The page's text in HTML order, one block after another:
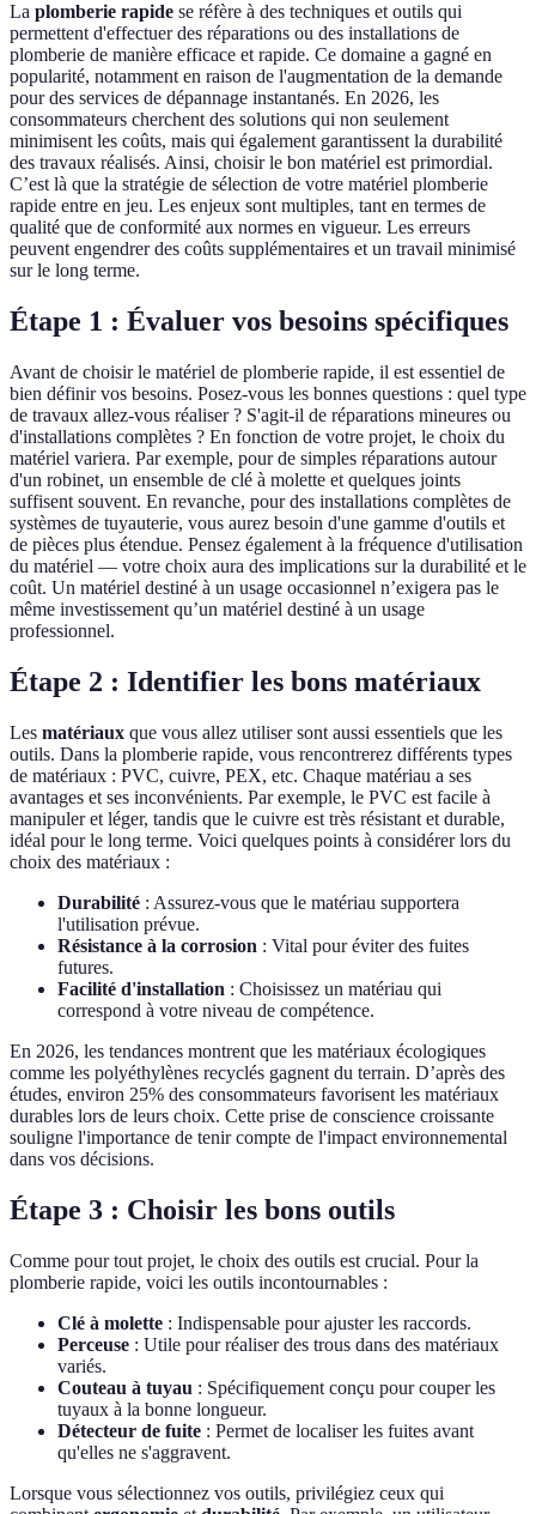
La plomberie rapide se réfère à des techniques et outils qui
permettent d'effectuer des réparations ou des installations de
plomberie de manière efficace et rapide. Ce domaine a gagné en
popularité, notamment en raison de l'augmentation de la demande
pour des services de dépannage instantanés. En 2026, les
consommateurs cherchent des solutions qui non seulement
minimisent les coûts, mais qui également garantissent la durabilité
des travaux réalisés. Ainsi, choisir le bon matériel est primordial.
C’est là que la stratégie de sélection de votre matériel plomberie
rapide entre en jeu. Les enjeux sont multiples, tant en termes de
qualité que de conformité aux normes en vigueur. Les erreurs
peuvent engendrer des coûts supplémentaires et un travail minimisé
sur le long terme.
Étape 1 : Évaluer vos besoins spécifiques
Avant de choisir le matériel de plomberie rapide, il est essentiel de
bien définir vos besoins. Posez-vous les bonnes questions : quel type
de travaux allez-vous réaliser ? S'agit-il de réparations mineures ou
d'installations complètes ? En fonction de votre projet, le choix du
matériel variera. Par exemple, pour de simples réparations autour
d'un robinet, un ensemble de clé à molette et quelques joints
suffisent souvent. En revanche, pour des installations complètes de
systèmes de tuyauterie, vous aurez besoin d'une gamme d'outils et
de pièces plus étendue. Pensez également à la fréquence d'utilisation
du matériel — votre choix aura des implications sur la durabilité et le
coût. Un matériel destiné à un usage occasionnel n’exigera pas le
même investissement qu’un matériel destiné à un usage
professionnel.
Étape 2 : Identifier les bons matériaux
Les matériaux que vous allez utiliser sont aussi essentiels que les
outils. Dans la plomberie rapide, vous rencontrerez différents types
de matériaux : PVC, cuivre, PEX, etc. Chaque matériau a ses
avantages et ses inconvénients. Par exemple, le PVC est facile à
manipuler et léger, tandis que le cuivre est très résistant et durable,
idéal pour le long terme. Voici quelques points à considérer lors du
choix des matériaux :
Durabilité : Assurez-vous que le matériau supportera
l'utilisation prévue.
Résistance à la corrosion : Vital pour éviter des fuites
futures.
Facilité d'installation : Choisissez un matériau qui
correspond à votre niveau de compétence.
En 2026, les tendances montrent que les matériaux écologiques
comme les polyéthylènes recyclés gagnent du terrain. D’après des
études, environ 25% des consommateurs favorisent les matériaux
durables lors de leurs choix. Cette prise de conscience croissante
souligne l'importance de tenir compte de l'impact environnemental
dans vos décisions.
Étape 3 : Choisir les bons outils
Comme pour tout projet, le choix des outils est crucial. Pour la
plomberie rapide, voici les outils incontournables :
Clé à molette : Indispensable pour ajuster les raccords.
Perceuse : Utile pour réaliser des trous dans des matériaux
variés.
Couteau à tuyau : Spécifiquement conçu pour couper les
tuyaux à la bonne longueur.
Détecteur de fuite : Permet de localiser les fuites avant
qu'elles ne s'aggravent.
Lorsque vous sélectionnez vos outils, privilégiez ceux qui